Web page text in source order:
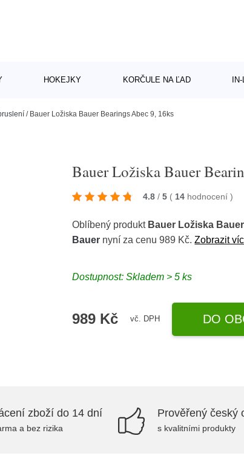
HOKEJKY KORČULE NA ĽAD
/ Bauer Ložiska Bauer Bearings Abec 9, 16ks
Bauer Ložiska Bauer
4.8 / 5 ( 14 hodnocení)
Oblíbený produkt Bauer Ložiska
Bauer nyní za cenu 989 Kč.Zobrazit
Dostupnost: Skladem > 5 ks
989 Kč vč. DPH DO
zboží do 14 dní
a bez rizika
Prověřený český
s kvalitními produkty